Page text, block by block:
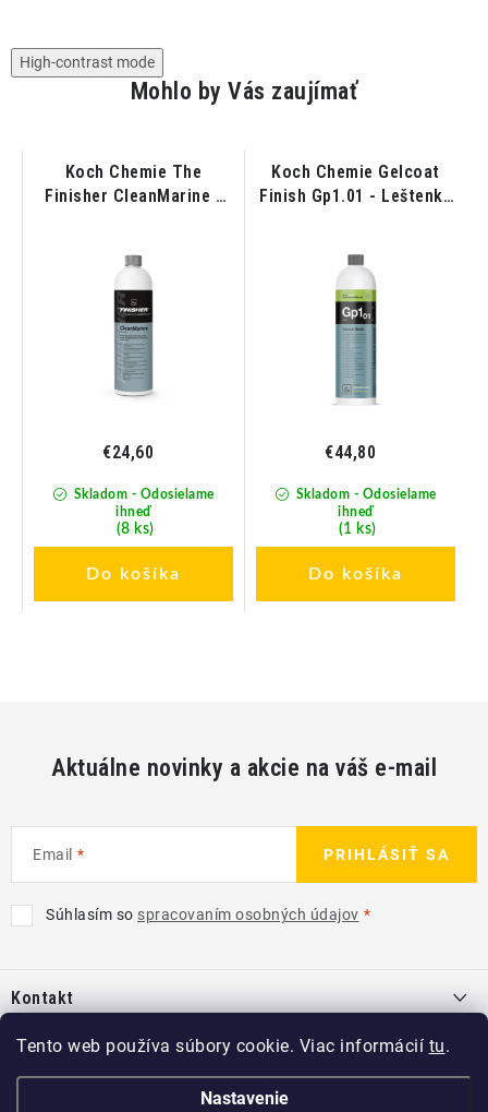
Tento web používa súbory cookie. Viac informácií tu.
Nastavenie
High-contrast mode
Mohlo by Vás zaujímať
Koch Chemie The
Finisher CleanMarine -
Skladom - Odosielame
ihneď
(8 ks)
€24,60
Do košíka
Koch Chemie Gelcoat
Finish Gp1.01 - Leštenka
Skladom - Odosielame
ihneď
(1 ks)
€44,80
Do košíka
Aktuálne novinky a akcie na váš e-mail
Email
Súhlasím so spracovaním osobných údajov
PRIHLÁSIŤ SA
pKontakt
info@ kcshop.sk
+421 918 725 111
Kategórie